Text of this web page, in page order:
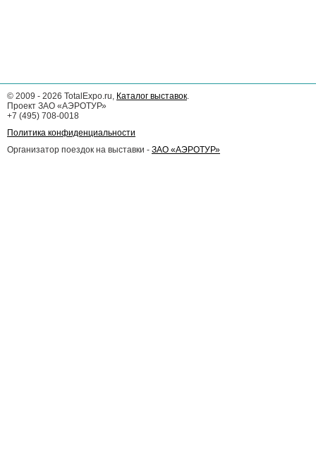
© 2009 - 2026 TotalExpo.ru, Каталог выставок.
Проект ЗАО «АЭРОТУР»
+7 (495) 708-0018
Политика конфиденциальности
Организатор поездок на выставки - ЗАО «АЭРОТУР»